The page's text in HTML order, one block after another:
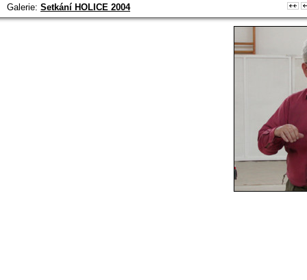
Galerie: Setkání HOLICE 2004